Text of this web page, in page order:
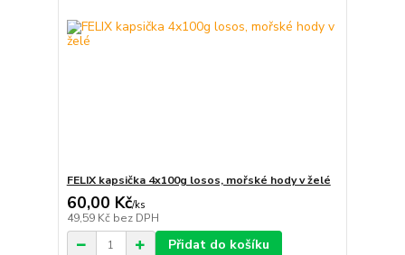
FELIX kapsička 4x100g losos, mořské hody v želé
60,00 Kč/ks
49,59 Kč bez DPH
Přidat do košíku